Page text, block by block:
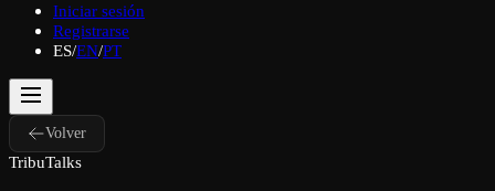
Iniciar sesión
Registrarse
ES/EN/PT
Volver
TribuTalks